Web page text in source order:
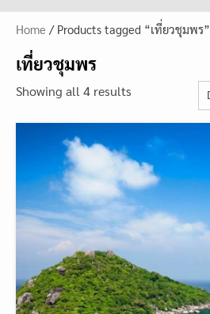
Home / Products tagged “เที่ยวชุมพร”
เที่ยวชุมพร
Showing all 4 results